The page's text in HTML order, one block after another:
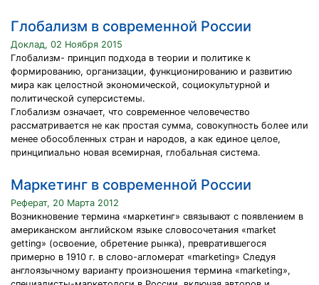
Глобализм в современной России
Доклад, 02 Ноября 2015
Глобализм- принцип подхода в теории и политике к
формированию, организации, функционированию и развитию
мира как целостной экономической, социокультурной и
политической суперсистемы.
Глобализм означает, что современное человечество
рассматривается не как простая сумма, совокупность более или
менее обособленных стран и народов, а как единое целое,
принципиально новая всемирная, глобальная система.
Маркетинг в современной России
Реферат, 20 Марта 2012
Возникновение термина «маркетинг» связывают с появлением в
американском английском языке словосочетания «market
getting» (освоение, обретение рынка), превратившегося
примерно в 1910 г. в слово-агломерат «marketing» Следуя
англоязычному варианту произношения термина «marketing»,